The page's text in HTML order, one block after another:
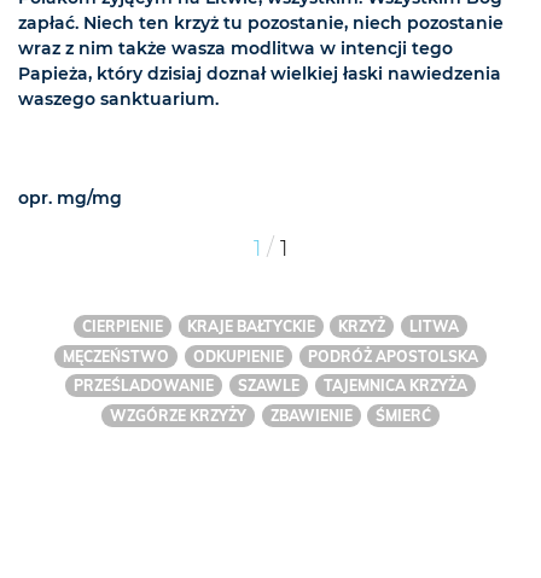
zapłać. Niech ten krzyż tu pozostanie, niech pozostanie
wraz z nim także wasza modlitwa w intencji tego
Papieża, który dzisiaj doznał wielkiej łaski nawiedzenia
waszego sanktuarium.
opr. mg/mg
1 / 1
CIERPIENIE KRAJE BAŁTYCKIE KRZYŻ
LITWA
MĘCZEŃSTWO
ODKUPIENIE
PODRÓŻ APOSTOLSKA
PRZEŚLADOWANIE
SZAWLE
TAJEMNICA KRZYŻA
WZGÓRZE KRZYŻY
ZBAWIENIE ŚMIERĆ